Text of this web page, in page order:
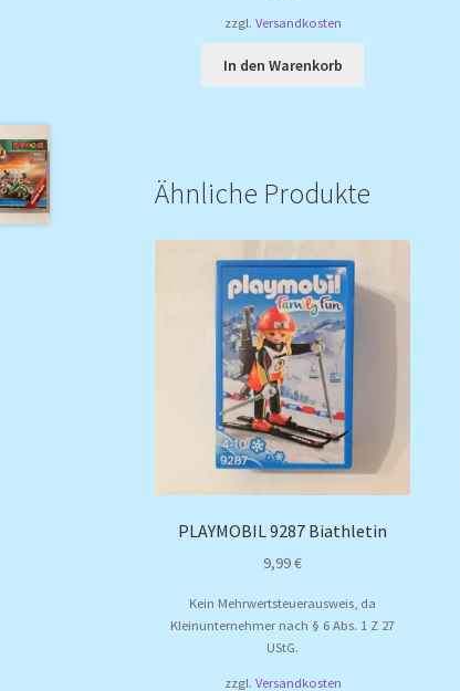
zzgl. Versandkosten
In den Warenkorb
Ähnliche Produkte
PLAYMOBIL 9287 Biathletin
9,99€
Kein Mehrwertsteuerausweis, da
Kleinunternehmer nach § 6 Abs. 1 Z 27
UStG.
zzgl. Versandkosten